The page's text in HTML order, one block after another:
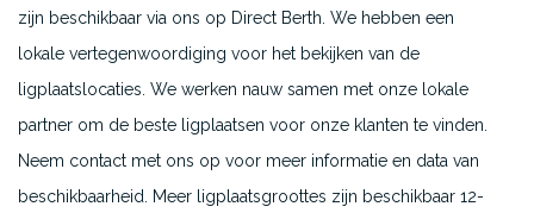
zijn beschikbaar via ons op Direct Berth. We hebben een
lokale vertegenwoordiging voor het bekijken van de
ligplaatslocaties. We werken nauw samen met onze lokale
partner om de beste ligplaatsen voor onze klanten te vinden.
Neem contact met ons op voor meer informatie en data van
beschikbaarheid. Meer ligplaatsgroottes zijn beschikbaar 12-